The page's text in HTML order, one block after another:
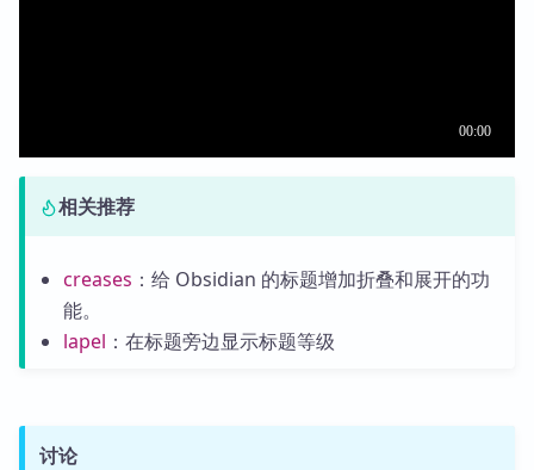
相关推荐
creases ：给 Obsidian 的标题增加折叠和展开的功
能。
lapel ：在标题旁边显示标题等级
讨论